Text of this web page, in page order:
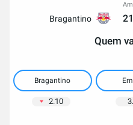
Bragantino
Quem
Bragantino
2.10